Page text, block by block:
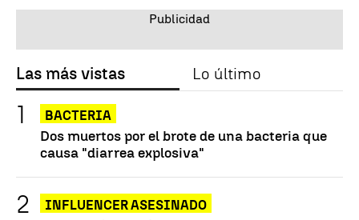
Las más vistas Lo último
BACTERIA
Dos muertos por el brote de una bacteria que
causa "diarrea explosiva"
INFLUENCER ASESINADO